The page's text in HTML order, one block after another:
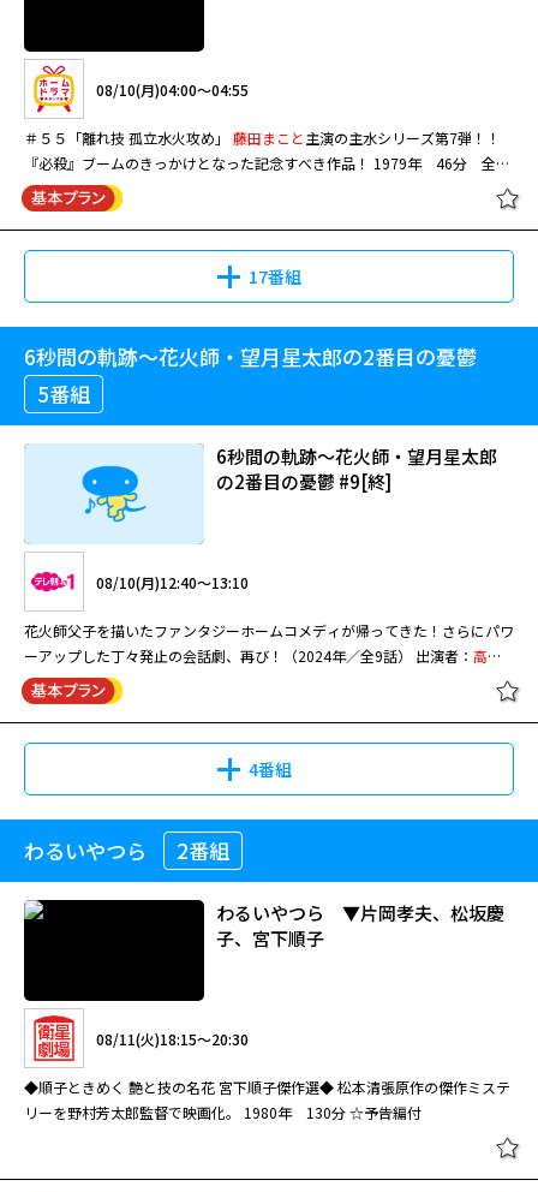
08/10(月)04:00～04:55
＃５５「離れ技 孤立水火攻め」 藤田まこと主演の主水シリーズ第7弾！！
『必殺』ブームのきっかけとなった記念すべき作品！ 1979年 46分 全84
話
17番組
6秒間の軌跡〜花火師・望月星太郎の2番目の憂鬱
5番組
6秒間の軌跡～花火師・望月星太郎
の2番目の憂鬱 #9[終]
08/10(月)12:40～13:10
花火師父子を描いたファンタジーホームコメディが帰ってきた！さらにパワ
ーアップした丁々発止の会話劇、再び！（2024年／全9話） 出演者： 高橋
一生、橋爪功 ほか
4番組
わるいやつら 2番組
わるいやつら ▼片岡孝夫、松坂慶
子、宮下順子
08/11(火)18:15～20:30
◆順子ときめく 艶と技の名花 宮下順子傑作選◆ 松本清張原作の傑作ミステ
リーを野村芳太郎監督で映画化。 1980年 130分 ☆予告編付